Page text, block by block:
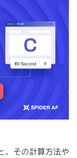
、その計算方法や